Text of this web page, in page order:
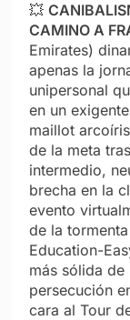
💥
CAMINO A
Emirates)
apenas la
unipersonal
en un
maillot
de la meta
intermedio,
brecha en la
evento
de la
Education-
más sólida
persecución
cara al Tour